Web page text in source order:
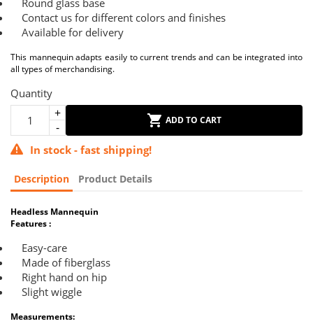
Round glass base
Contact us for different colors and finishes
Available for delivery
This mannequin adapts easily to current trends and can be integrated into
all types of merchandising.
Quantity
ADD TO CART
In stock - fast shipping!
Description Product Details
Headless Mannequin
Features :
Easy-care
Made of fiberglass
Right hand on hip
Slight wiggle
Measurements: